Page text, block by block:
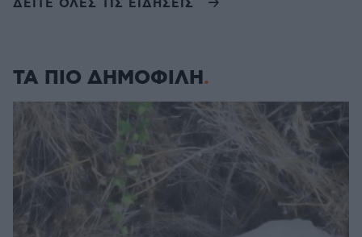
ΔΕΙΤΕ ΟΛΕΣ ΤΙΣ ΕΙΔΗΣΕΙΣ
ΤΑ ΠΙΟ ΔΗΜΟΦΙΛΗ